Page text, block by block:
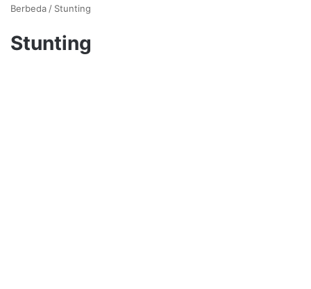
Berbeda / Stunting
Stunting